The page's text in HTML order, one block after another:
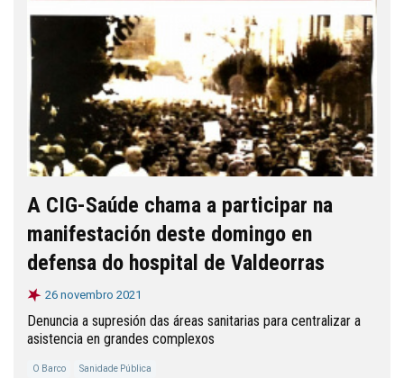
A CIG-Saúde chama a participar na
manifestación deste domingo en
defensa do hospital de Valdeorras
26 novembro 2021
Denuncia a supresión das áreas sanitarias para centralizar a
asistencia en grandes complexos
O Barco Sanidade Pública